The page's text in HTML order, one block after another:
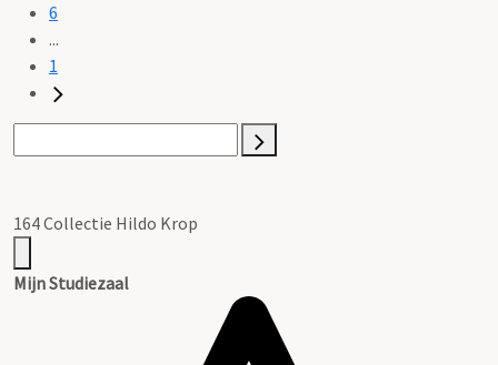
6
...
1
164 Collectie Hildo Krop
Mijn Studiezaal